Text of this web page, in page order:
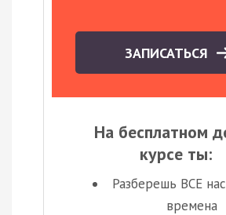
ЗАПИСАТЬСЯ
На бесплатном
курсе ты:
Разберешь ВСЕ
времена